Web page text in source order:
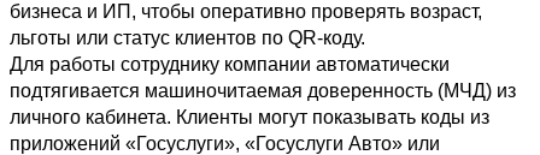
бизнеса и ИП, чтобы оперативно проверять возраст,
льготы или статус клиентов по QR-коду.
Для работы сотруднику компании автоматически
подтягивается машиночитаемая доверенность (МЧД) из
личного кабинета. Клиенты могут показывать коды из
приложений «Госуслуги», «Госуслуги Авто» или